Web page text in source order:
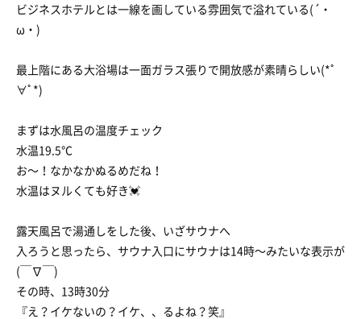
ビジネスホテルとは一線を画している雰囲気で溢れている(´・
ω・)
最上階にある大浴場は一面ガラス張りで開放感が素晴らしい(*ﾟ
∀ﾟ*)
まずは水風呂の温度チェック
水温19.5℃
お〜！なかなかぬるめだね！
水温はヌルくても好き💓
露天風呂で湯通しをした後、いざサウナへ
入ろうと思ったら、サウナ入口にサウナは14時〜みたいな表示が
(￣∇￣)
その時、13時30分
『え？イケないの？イケ、、るよね？笑』